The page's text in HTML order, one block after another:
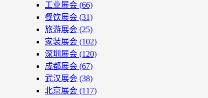
工业展会 (66)
餐饮展会 (31)
旅游展会 (25)
家装展会 (102)
深圳展会 (120)
成都展会 (67)
武汉展会 (38)
北京展会 (117)